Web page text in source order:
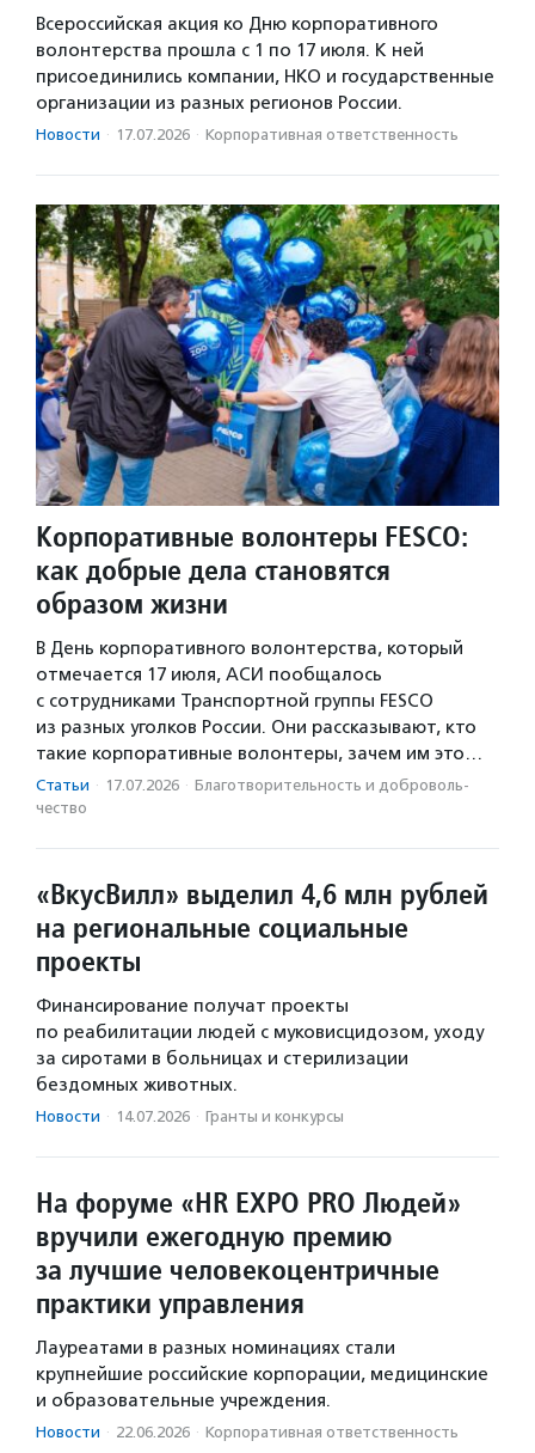
Всероссийская акция ко Дню корпоративного
волонтерства прошла с 1 по 17 июля. К ней
присоединились компании, НКО и государственные
организации из разных регионов России.
Новости · 17.07.2026 · Корпоративная ответственность
Корпоративные волонтеры FESCO:
как добрые дела становятся
образом жизни
В День корпоративного волонтерства, который
отмечается 17 июля, АСИ пообщалось
с сотрудниками Транспортной группы FESCO
из разных уголков России. Они рассказывают, кто
такие корпоративные волонтеры, зачем им это…
Статьи · 17.07.2026 · Благотвори­тель­ность и доброволь­
чест­во
«ВкусВилл» выделил 4,6 млн рублей
на региональные социальные
проекты
Финансирование получат проекты
по реабилитации людей с муковисцидозом, уходу
за сиротами в больницах и стерилизации
бездомных животных.
Новости · 14.07.2026 · Гранты и конкурсы
На форуме «HR EXPO PRO Людей»
вручили ежегодную премию
за лучшие человекоцентричные
практики управления
Лауреатами в разных номинациях стали
крупнейшие российские корпорации, медицинские
и образовательные учреждения.
Новости · 22.06.2026 · Корпоративная ответственность